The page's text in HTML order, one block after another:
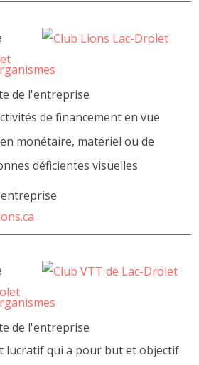
de l'entreprise
de financement en vue
monétaire, matériel ou de
déficientes visuelles
de l'entreprise
lucratif qui a pour but et objectif